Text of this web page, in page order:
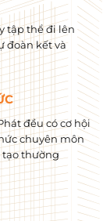
tập thể đi lên
đoàn kết và
đều có cơ hội
chuyên môn
tạo thường